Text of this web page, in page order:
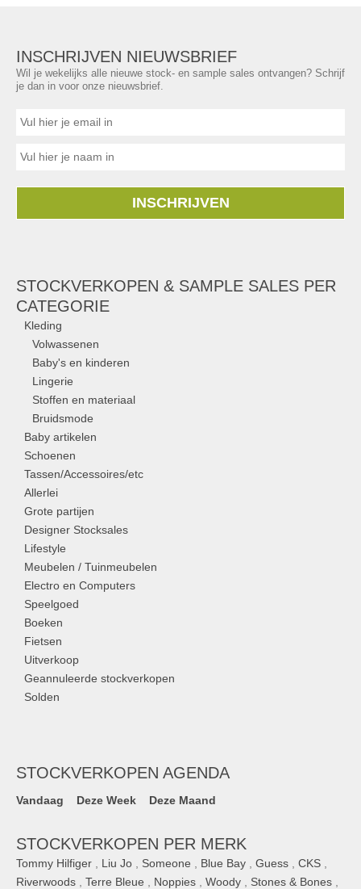
INSCHRIJVEN NIEUWSBRIEF
Wil je wekelijks alle nieuwe stock- en sample sales ontvangen? Schrijf
je dan in voor onze nieuwsbrief.
INSCHRIJVEN
STOCKVERKOPEN & SAMPLE SALES PER
CATEGORIE
Kleding
Volwassenen
Baby's en kinderen
Lingerie
Stoffen en materiaal
Bruidsmode
Baby artikelen
Schoenen
Tassen/Accessoires/etc
Allerlei
Grote partijen
Designer Stocksales
Lifestyle
Meubelen / Tuinmeubelen
Electro en Computers
Speelgoed
Boeken
Fietsen
Uitverkoop
Geannuleerde stockverkopen
Solden
STOCKVERKOPEN AGENDA
Vandaag Deze Week Deze Maand
STOCKVERKOPEN PER MERK
Tommy Hilfiger Liu Jo Someone Blue Bay Guess CKS
Riverwoods
Terre Bleue Noppies Woody Stones & Bones